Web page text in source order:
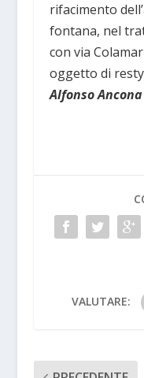
rifacimento
fontana, nel
con via
oggetto di
Alfonso Ancona
VALUTARE: